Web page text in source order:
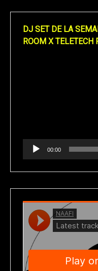
DJ SET DE LA
ROOM X
00:00